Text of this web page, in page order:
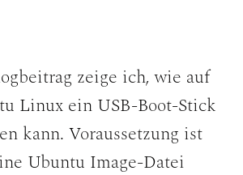
zeige ich, wie auf
Linux ein USB-Boot-Stick
kann. Voraussetzung ist
Ubuntu Image-Datei